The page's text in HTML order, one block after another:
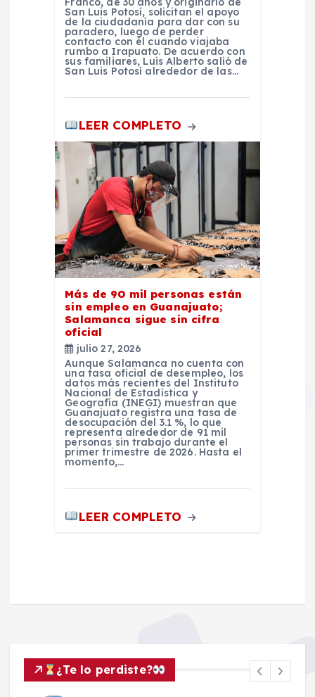
San Luis Potosí, solicitan el apoyo
de la ciudadanía para dar con su
paradero, luego de perder
contacto con él cuando viajaba
rumbo a Irapuato. De acuerdo con
sus familiares, Luis Alberto salió de
San Luis Potosí alrededor de las…
LEER COMPLETO
Más de 90 mil personas están
sin empleo en Guanajuato;
Salamanca sigue sin cifra
oficial
julio 27, 2026
Aunque Salamanca no cuenta con
una tasa oficial de desempleo, los
datos más recientes del Instituto
Nacional de Estadística y
Geografía (INEGI) muestran que
Guanajuato registra una tasa de
desocupación del 3.1 %, lo que
representa alrededor de 91 mil
personas sin trabajo durante el
primer trimestre de 2026. Hasta el
momento,…
LEER COMPLETO
¿Te lo perdiste?